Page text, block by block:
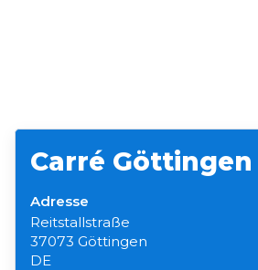
Carré Göttingen
Adresse
Reitstallstraße
37073 Göttingen
DE